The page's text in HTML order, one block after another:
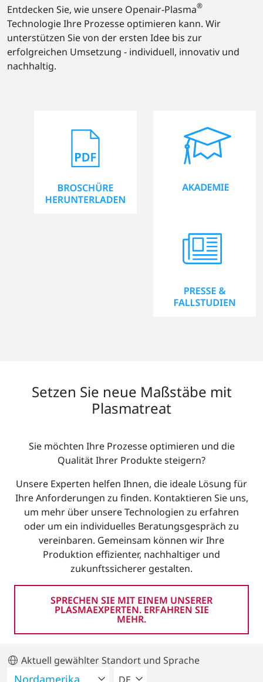
Entdecken Sie, wie unsere Openair-Plasma®
Technologie Ihre Prozesse optimieren kann. Wir
unterstützen Sie von der ersten Idee bis zur
erfolgreichen Umsetzung - individuell, innovativ und
nachhaltig.
Setzen Sie neue Maßstäbe mit
Plasmatreat
Sie möchten Ihre Prozesse optimieren und die
Qualität Ihrer Produkte steigern?
Unsere Experten helfen Ihnen, die ideale Lösung für
Ihre Anforderungen zu finden. Kontaktieren Sie uns,
um mehr über unsere Technologien zu erfahren
oder um ein individuelles Beratungsgespräch zu
vereinbaren. Gemeinsam können wir Ihre
Produktion effizienter, nachhaltiger und
zukunftssicherer gestalten.
SPRECHEN SIE MIT EINEM UNSERER
PLASMAEXPERTEN. ERFAHREN SIE
MEHR.
Aktuell gewählter Standort und Sprache
BITTE WÄHLEN SIE EINE
DE